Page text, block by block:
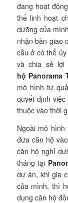
đang hoạt
thể linh hoạt
dưỡng của
nhận bàn giao
cầu ở có thể
và chia sẻ lợi
hộ Panorama
mô hình tự
quyết định
thuộc vào thời
Ngoài mô
đưa căn hộ
căn hộ nghỉ
tháng tại
dự án, khi gia
của mình, thì
dụng căn hộ